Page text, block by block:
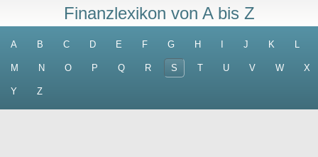
Finanzlexikon von A bis Z
A B C D E F G H J K L
M N O P Q R S T U V W X
Y Z